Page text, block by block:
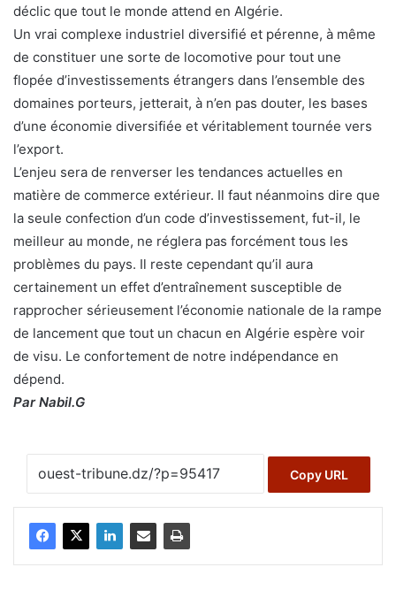
déclic que tout le monde attend en Algérie.
Un vrai complexe industriel diversifié et pérenne, à même
de constituer une sorte de locomotive pour tout une
flopée d’investissements étrangers dans l’ensemble des
domaines porteurs, jetterait, à n’en pas douter, les bases
d’une économie diversifiée et véritablement tournée vers
l’export.
L’enjeu sera de renverser les tendances actuelles en
matière de commerce extérieur. Il faut néanmoins dire que
la seule confection d’un code d’investissement, fut-il, le
meilleur au monde, ne réglera pas forcément tous les
problèmes du pays. Il reste cependant qu’il aura
certainement un effet d’entraînement susceptible de
rapprocher sérieusement l’économie nationale de la rampe
de lancement que tout un chacun en Algérie espère voir
de visu. Le confortement de notre indépendance en
dépend.
Par Nabil.G
Copy URL